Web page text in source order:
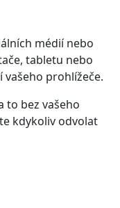
médií nebo
tabletu nebo
prohlížeče.
to bez vašeho
kdykoliv odvolat